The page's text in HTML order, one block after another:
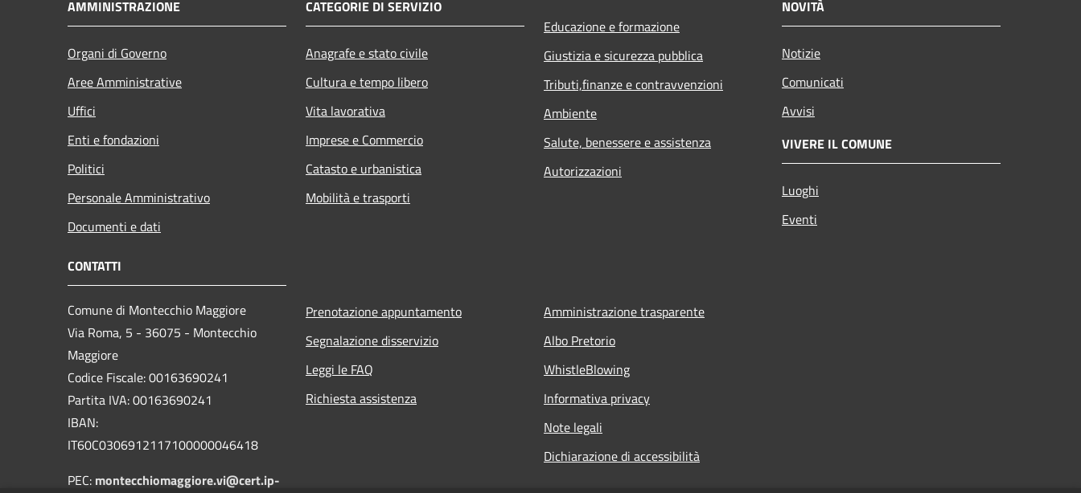
AMMINISTRAZIONE
Organi di Governo
Aree Amministrative
Uffici
Enti e fondazioni
Politici
Personale Amministrativo
Documenti e dati
CATEGORIE DI SERVIZIO
Anagrafe e stato civile
Cultura e tempo libero
Vita lavorativa
Imprese e Commercio
Catasto e urbanistica
Mobilità e trasporti
Educazione e formazione
Giustizia e sicurezza pubblica
Tributi,finanze e contravvenzioni
Ambiente
Salute, benessere e assistenza
Autorizzazioni
NOVITÀ
Notizie
Comunicati
Avvisi
VIVERE IL COMUNE
Luoghi
Eventi
CONTATTI
Comune di Montecchio Maggiore
Via Roma, 5 - 36075 - Montecchio
Maggiore
Codice Fiscale: 00163690241
Partita IVA: 00163690241
IBAN:
IT60C0306912117100000046418
PEC: montecchiomaggiore.vi@cert.ip-
Prenotazione appuntamento
Segnalazione disservizio
Leggi le FAQ
Richiesta assistenza
Amministrazione trasparente
Albo Pretorio
WhistleBlowing
Informativa privacy
Note legali
Dichiarazione di accessibilità